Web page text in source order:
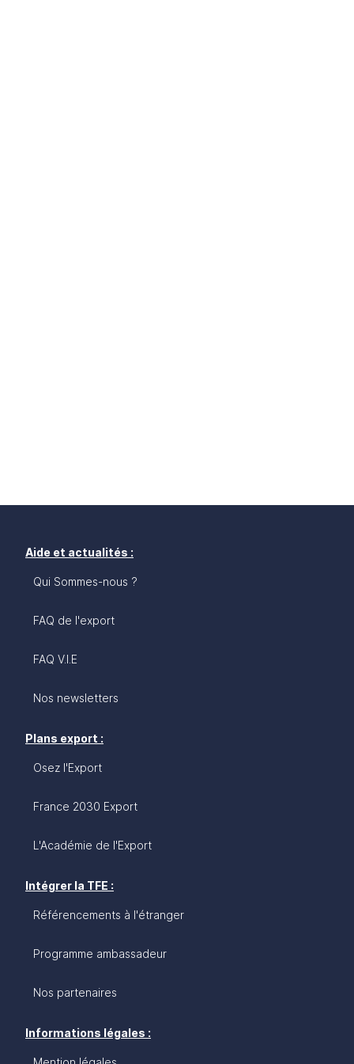
Aide et actualités :
Qui Sommes-nous ?
FAQ de l'export
FAQ V.I.E
Nos newsletters
Plans export :
Osez l'Export
France 2030 Export
L'Académie de l'Export
Intégrer la TFE :
Référencements à l'étranger
Programme ambassadeur
Nos partenaires
Informations légales :